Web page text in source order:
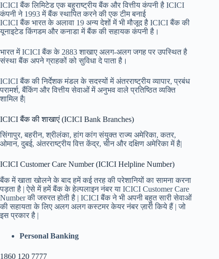
ICICI बैंक लिमिटेड एक बहुराष्ट्रीय बैंक और वित्तीय कंपनी है ICICI
कंपनी ने 1993 में बैंक स्थापित करने की एक टीम बनाई
ICICI बैंक भारत के अलावा 19 अन्य देशों में भी मौजूद है ICICI बैंक की
यूनाइटेड किंगडम और कनाडा में बैंक की सहायक कंपनी है।
भारत में ICICI बैंक के 2883 शाखाए अलग-अलग जगह पर उपस्थित है
संस्था बैंक अपने ग्राहकों को सुविधा दे पाता है।
ICICI बैंक की निर्देशक मंडल के सदस्यों में अंतरराष्ट्रीय व्यापार, प्रबंध
परामर्श, बैंकिंग और वित्तीय सेवाओं में अनुभव वाले प्रतिष्ठित व्यक्ति
शामिल है|
ICICI बैंक की शाखाएं (ICICI Bank Branches)
सिंगापुर, बहरीन, श्रीलंका, हांग कांग संयुक्त राज्य अमेरिका, कतर,
ओमान, दुबई, अंतरराष्ट्रीय वित्त केंद्र, चीन और दक्षिण अमेरिका में है|
ICICI Customer Care Number (ICICI Helpline Number)
बैंक में खाता खोलने के बाद हमें कई तरह की परेशानियों का सामना करना
पड़ता है | ऐसे में हमें बैंक के हेल्पलाइन नंबर या ICICI Customer Care
Number की जरुरत होती है | ICICI बैंक ने भी अपनी बहुत सारी सेवाओं
की सहायता के लिए अलग अलग कस्टमर केयर नंबर ज़ारी किये हैं | जो
इस प्रकार है |
Personal Banking
1860 120 7777